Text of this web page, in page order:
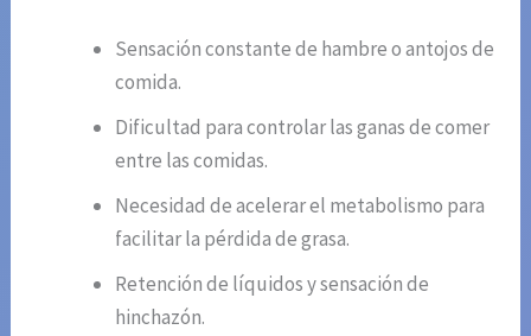
Sensación constante de hambre o antojos de
comida.
Dificultad para controlar las ganas de comer
entre las comidas.
Necesidad de acelerar el metabolismo para
facilitar la pérdida de grasa.
Retención de líquidos y sensación de
hinchazón.